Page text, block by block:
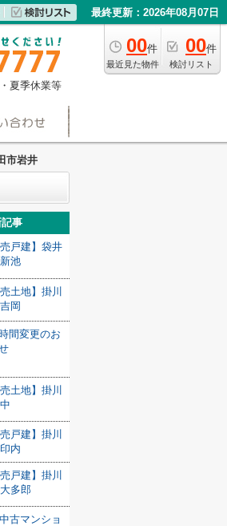
最終更新：2026年08月07日
00件
最近見た物件
00件
検討リスト
夏季休業等
市岩井
事
売戸建】袋井
池
売土地】掛川
岡
間変更のお
売土地】掛川
売戸建】掛川
内
売戸建】掛川
多郎
中古マンショ